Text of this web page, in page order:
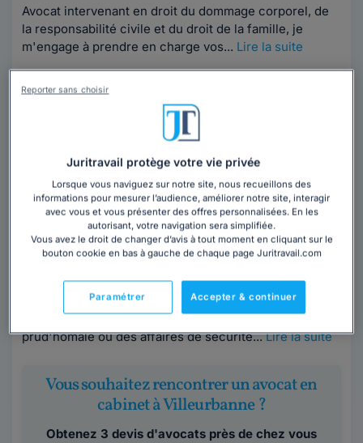
Avocat intervenant en droit du dommage corporel, de
la responsabilité civile et du droit de la famille, je
m'engage à prendre en charge vos... Lire la suite
Maître Marine VARLET
Rhône,Villeurbanne, 69100
Contacter cet avocat
Le cabinet assiste les salariés qui souhaitent intenter
une action contentieuse devant une juridiction
prud'homale ou des affaires de sécurité...Lire la suite
Vous souhaitez rencontrer un avocat en
cabinet à Villeurbanne ?
Obtenez 3 devis d'avocats près de chez vous
Juritravail protège votre vie privée
Lorsque vous naviguez sur notre site, nous recueillons des
informations pour mesurer l’audience, améliorer notre site, interagir
avec vous et vous présenter des offres personnalisées. En les
autorisant, votre navigation sera simplifiée.
Vous avez le droit de changer d’avis à tout moment en cliquant sur le
bouton cookie en bas à gauche de chaque page Juritravail.com
Accepter & continuer
Paramétrer
Reporter sans choisir